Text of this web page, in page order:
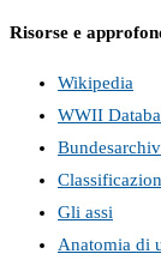
Risorse e
Wikipedia
WWII
Bundesarchiv
Gli assi
Anatomia di